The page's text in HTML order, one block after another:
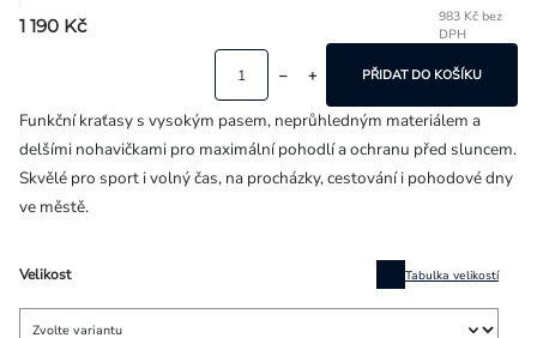
1 190 Kč
983 Kč bez
DPH
Velikost Tabulka velikostí
PŘIDAT DO KOŠÍKU
Funkční kraťasy s vysokým pasem, neprůhledným materiálem a
delšími nohavičkami pro maximální pohodlí a ochranu před sluncem.
Skvělé pro sport i volný čas, na procházky, cestování i pohodové dny
ve městě.